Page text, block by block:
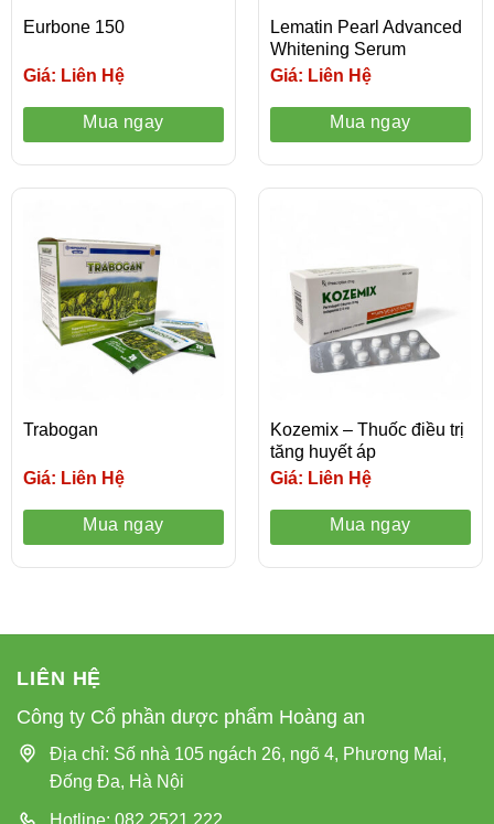
Eurbone 150
Giá: Liên Hệ
Mua ngay
Lematin Pearl Advanced
Whitening Serum
Giá: Liên Hệ
Mua ngay
Trabogan
Giá: Liên Hệ
Mua ngay
Kozemix – Thuốc điều trị
tăng huyết áp
Giá: Liên Hệ
Mua ngay
LIÊN HỆ
Công ty Cổ phần dược phẩm Hoàng an
Địa chỉ: Số nhà 105 ngách 26, ngõ 4, Phương Mai,
Đống Đa, Hà Nội
Hotline: 082 2521 222